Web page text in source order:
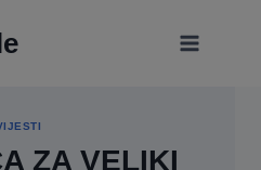
ZA VELIKI